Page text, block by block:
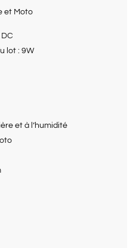
et Moto
lot : 9W
et à l’humidité